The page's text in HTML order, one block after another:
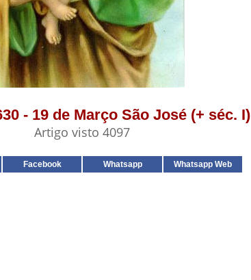
- 19 de Março São José (+ séc. I)
Artigo visto 4097
Facebook Whatsapp Whatsapp Web